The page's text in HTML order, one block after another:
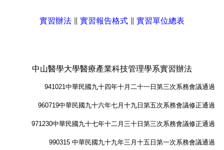
實習辦法 實習報告格式 實習單位總表
中山醫學大學醫療產業科技管理學系實習辦法
941021中華民國九十四年十月二十一日第三次系務會議通過
960719中華民國九十六年七月十九日第五次系務會議修正通過
971230中華民國九十七年十二月三十日第三次系務會議修正通過
990315 中華民國九十九年三月十五日第一次系務會議通過